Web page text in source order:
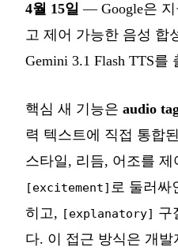
4월 15일 — Google은 지
고 제어 가능한 음성 합
Gemini 3.1 Flash TTS를
핵심 새 기능은 audio
력 텍스트에 직접 통합
스타일, 리듬, 어조를
[excitement] 로 둘러싸
히고, [explanatory] 구
다. 이 접근 방식은 개